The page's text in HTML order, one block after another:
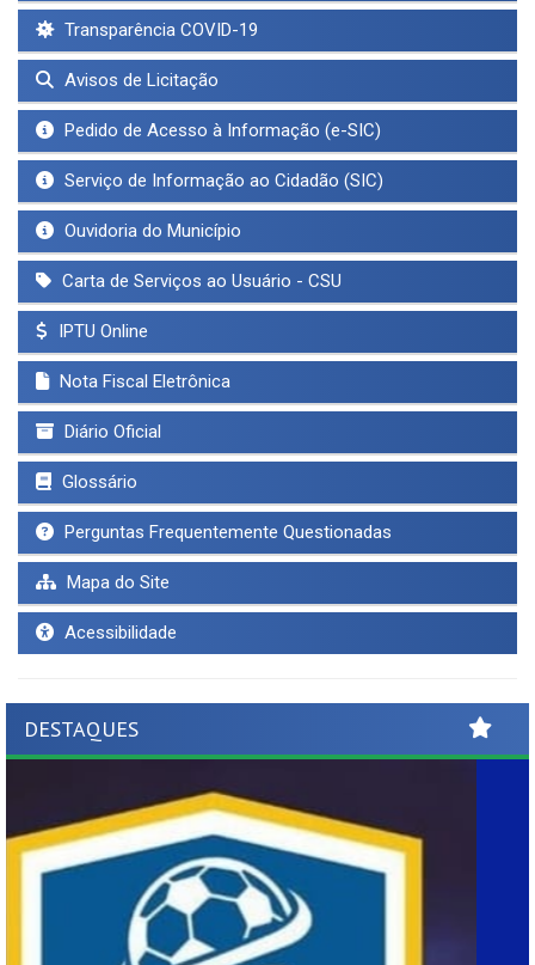
Transparência COVID-19
Avisos de Licitação
Pedido de Acesso à Informação (e-SIC)
Serviço de Informação ao Cidadão (SIC)
Ouvidoria do Município
Carta de Serviços ao Usuário - CSU
IPTU Online
Nota Fiscal Eletrônica
Diário Oficial
Glossário
Perguntas Frequentemente Questionadas
Mapa do Site
Acessibilidade
DESTAQUES